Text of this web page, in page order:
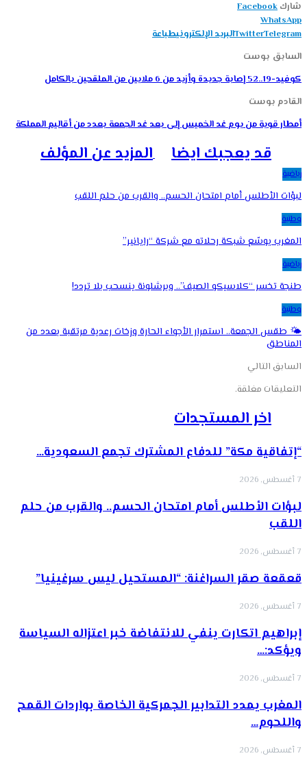
شارك Facebook
WhatsApp
TwitterTelegram البريد الإلكترونيطباعة
السابق بوست
كوفيد-19..52 إصابة جديدة وأزيد من 6 ملايين من الملقحين بالكامل
القادم بوست
أمطار قوية من يوم غد الخميس إلى بعد غد الجمعة بعدد من أقاليم المملكة
قد يعجبك ايضا المزيد عن المؤلف
رياضية
لبؤات الأطلس أمام امتحان الحسم.. والقرب من حلم اللقب
وطنية
المغرب يوسّع شبكة رحلاته مع شركة “رايانير”
رياضية
طنجة تخسر “كلاسيكو الصيف”.. وبرشلونة ينسحب بلا تردد!
وطنية
🌤️ طقس الجمعة.. استمرار الأجواء الحارة وزخات رعدية مرتقبة بعدد من
المناطق
السابق التالي
التعليقات مغلقة.
اخر المستجدات
“إتفاقية مكة” للدفاع المشترك تجمع السعودية…
7 أغسطس, 2026
لبؤات الأطلس أمام امتحان الحسم.. والقرب من حلم
اللقب
7 أغسطس, 2026
قعقعة صقر السراغنة: “المستحيل ليس سرغينيا”
7 أغسطس, 2026
إبراهيم اتكارت ينفي للانتفاضة خبر اعتزاله السياسة
ويؤكد:…
7 أغسطس, 2026
المغرب يمدد التدابير الجمركية الخاصة بواردات القمح
واللحوم…
7 أغسطس, 2026